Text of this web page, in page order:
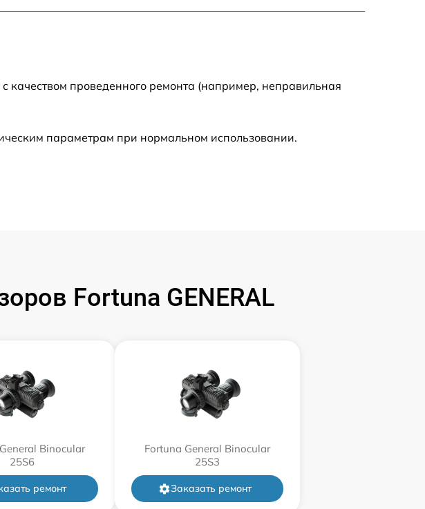
450 р
450 р
850 р
качеством проведенного ремонта (например, неправильная
параметрам при нормальном использовании.
Fortuna GENERAL
Binocular
25S6
ремонт
Fortuna General Binocular
25S3
Заказать ремонт